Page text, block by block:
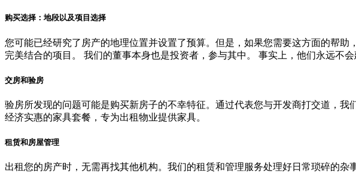
购买选择：地段以及项目选择
您可能已经研究了房产的地理位置并设置了预算。但是，如果您需要这方面的帮
完美结合的项目。 我们的董事本身也是投资者，参与其中。 事实上，他们永远不
交房和验房
验房所发现的问题可能是购买新房子的不幸特征。通过代表您与开发商打交道，
经济实惠的家具套餐，专为出租物业提供家具。
租赁和房屋管理
出租您的房产时，无需再找其他机构。我们的租赁和管理服务处理好日常琐碎的